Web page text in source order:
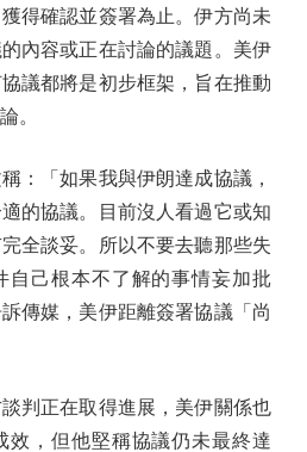
得確認並簽署為止。伊方尚未
內容或正在討論的議題。美伊
議都將是初步框架，旨在推動
。
「如果我與伊朗達成協議，
的協議。目前沒人看過它或知
全談妥。所以不要去聽那些失
自己根本不了解的事情妄加批
傳媒，美伊距離簽署協議「尚
正在取得進展，美伊關係也
效，但他堅稱協議仍未最終達